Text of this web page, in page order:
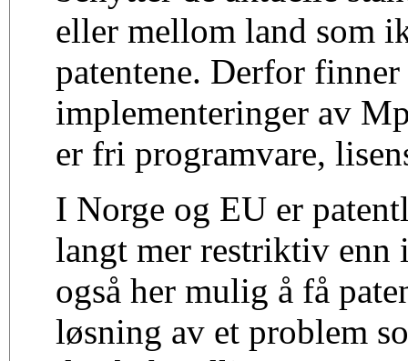
eller mellom land som
patentene. Derfor
implementeringer av
er fri programvare,
I Norge og EU er
langt mer restriktiv enn
også her mulig å få
løsning av et problem